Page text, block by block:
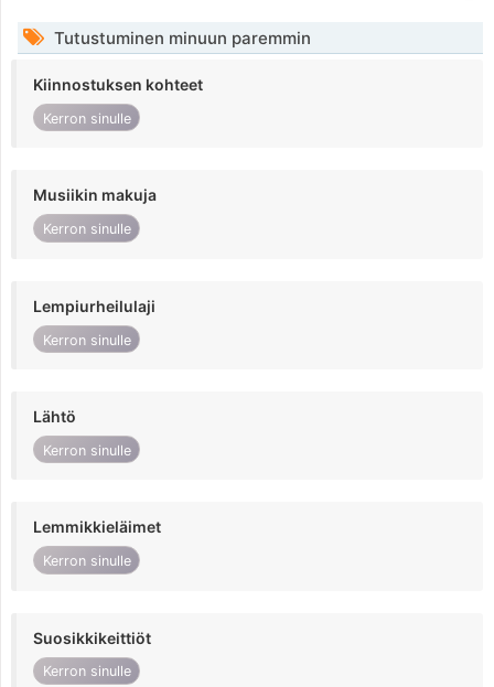
Tutustuminen minuun paremmin
Kiinnostuksen kohteet
Kerron sinulle
Musiikin makuja
Kerron sinulle
Lempiurheilulaji
Kerron sinulle
Lähtö
Kerron sinulle
Lemmikkieläimet
Kerron sinulle
Suosikkikeittiöt
Kerron sinulle